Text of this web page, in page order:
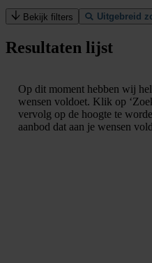
Bekijk filters Uitgebreid
Resultaten lijst
Op dit moment hebben wij
wensen voldoet. Klik op
vervolg op de hoogte te
aanbod dat aan je wensen